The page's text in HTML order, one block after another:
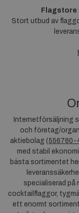
Flagstore
Stort utbud av
Internetförsäljning
och företag/
aktiebolag (556760-
med stabil
bästa sortimentet
specialiserad på
cocktailflaggor,
ett enormt